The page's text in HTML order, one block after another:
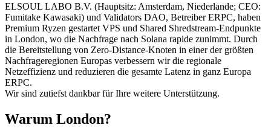
ELSOUL LABO B.V. (Hauptsitz: Amsterdam, Niederlande; CEO:
Fumitake Kawasaki) und Validators DAO, Betreiber ERPC, haben
Premium Ryzen gestartet VPS und Shared Shredstream-Endpunkte
in London, wo die Nachfrage nach Solana rapide zunimmt. Durch
die Bereitstellung von Zero-Distance-Knoten in einer der größten
Nachfrageregionen Europas verbessern wir die regionale
Netzeffizienz und reduzieren die gesamte Latenz in ganz Europa
ERPC.
Wir sind zutiefst dankbar für Ihre weitere Unterstützung.
Warum London?